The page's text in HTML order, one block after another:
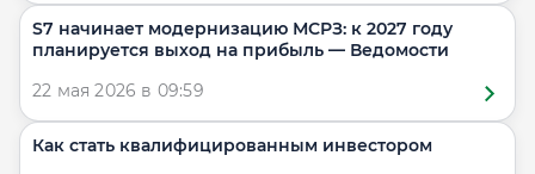
S7 начинает модернизацию МСРЗ: к 2027 году
планируется выход на прибыль — Ведомости
22 мая 2026 в 09:59
Как стать квалифицированным инвестором